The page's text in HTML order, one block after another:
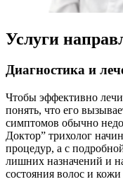
Услуги
Диагностика и
Чтобы эффективно
понять, что его
симптомов обычно
Доктор” трихолог
процедур, а с
лишних назначений и
состояния волос и